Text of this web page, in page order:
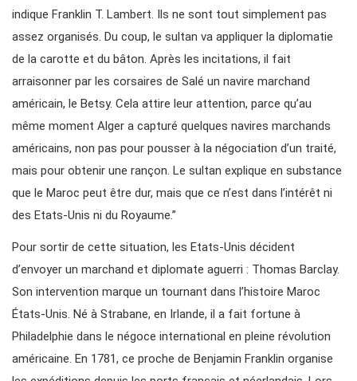
indique Franklin T. Lambert. Ils ne sont tout simplement pas
assez organisés. Du coup, le sultan va appliquer la diplomatie
de la carotte et du bâton. Après les incitations, il fait
arraisonner par les corsaires de Salé un navire marchand
américain, le Betsy. Cela attire leur attention, parce qu’au
même moment Alger a capturé quelques navires marchands
américains, non pas pour pousser à la négociation d’un traité,
mais pour obtenir une rançon. Le sultan explique en substance
que le Maroc peut être dur, mais que ce n’est dans l’intérêt ni
des Etats-Unis ni du Royaume.”
Pour sortir de cette situation, les Etats-Unis décident
d’envoyer un marchand et diplomate aguerri : Thomas Barclay.
Son intervention marque un tournant dans l’histoire Maroc
États-Unis. Né à Strabane, en Irlande, il a fait fortune à
Philadelphie dans le négoce international en pleine révolution
américaine. En 1781, ce proche de Benjamin Franklin organise